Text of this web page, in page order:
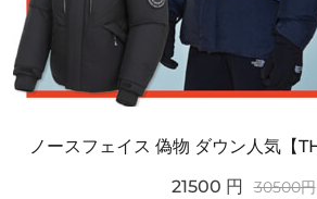
21500 円 30500円